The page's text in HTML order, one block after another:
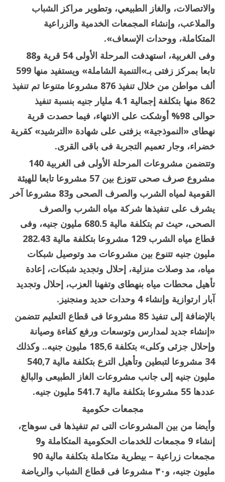
والاتصالات، والغاز الطبيعي، وتطوير مراكز الشباب
والملاعب، وإنشاء المجمعات الخدمية والزراعية
المتكاملة، ووحدات الإسعاف».
وفى الغربية، استهدفت المرحلة الأولى 54 قرية و88
تابعا بمركز زفتى بـ»التنمية الشاملة» ويستفيد منها 599
ألف مواطن من خلال تنفيذ 876 مشروعا متنوعا تم تنفيذ
862 منها بتكلفة إجمالية 4.1 مليار جنيه بنسبة تنفيذ
حوالى 98% أوشكت على الانتهاء، فيما حصدت قرية
نهطاى «النموذجية» بزفتى على شهادة «الترشيد» كقرية
خضراء، وجار تعميم التجربة فى باقى القرى.
وتتضمن مشروعات المرحلة الأولى فى الغربية 140
مشروع صرف صحى تتوزع بين 57 مشروعا تابعا للهيئة
القومية لمياه الشرب والصرف الصحى و83 مشروعا آخر
يشرف على تنفيذها شركة مياه الشرب والصرف
الصحى، حيث تم بتكلفة مالية 680.5 مليون جنيه، وفى
قطاع مياه الشرب 129 مشروعا بتكلفة مالية 282.43
مليون جنيه تتنوع بين مشروعات مد وتوصيل شبكات
مياه، مد وصلات منزلية، إحلال وتجديد شبكات، إعادة
تأهيل محطات مياه بنهطاى وتفهنا العزب، إحلال وتجديد
آبار ارتوازية وإنشاء 4 وحدات حديد ومنجنيز.
بالإضافة إلى تنفيذ 85 مشروعا فى قطاع التعليم تتضمن
«إنشاء جديد لمدارس وتوسعات ورفع كفاءة وصيانة
وإحلال جزئى وكلى» بتكلفة 185,6 مليون جنيه.. وكذلك
34 مشروعا لتبطين وتأهيل الترع بتكلفة مالية 540,7
مليون جنيه إلى جانب مشروعات الغاز الطبيعى والبالغ
عددها 55 مشروعا بتكلفة مالية 541.7 مليون جنيه.
مجمعات حكومية
وأيضا من بين المشروعات التى تم تنفيذها فى سوهاج،
إنشاء 9 مجمعات للخدمات الحكومية المتكاملة و9
مجمعات زراعية – بيطرية متكاملة بتكلفة مالية 90
مليون جنيه، و٣٠ مشروعا فى قطاع الشباب والرياضة